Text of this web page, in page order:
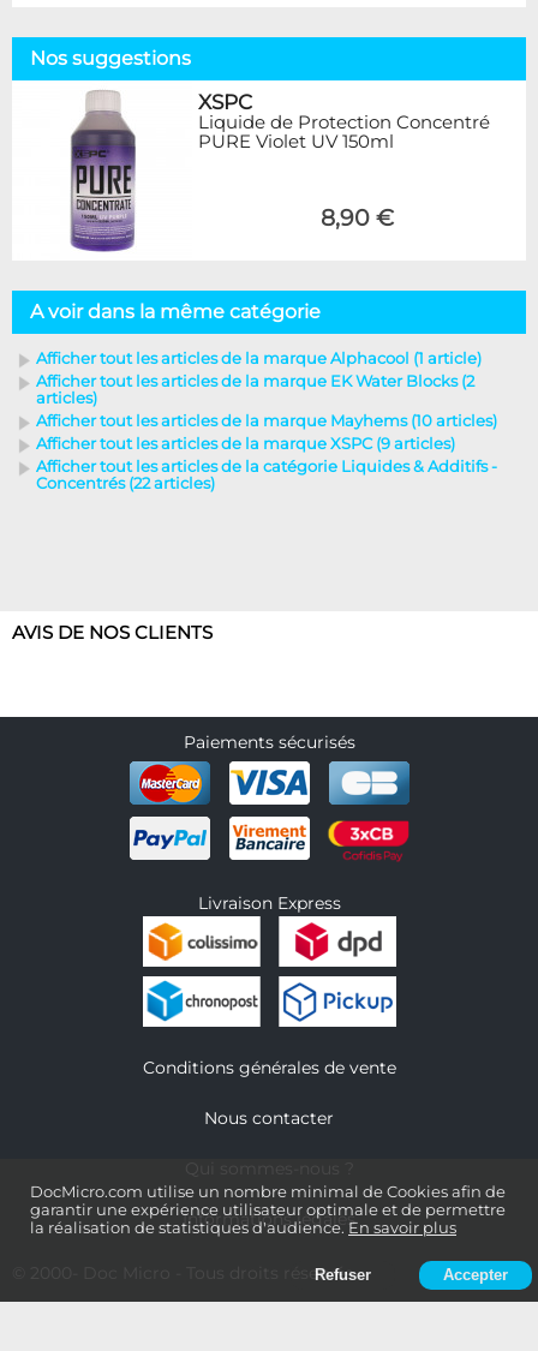
DocMicro.com utilise un nombre minimal de Cookies afin de
garantir une expérience utilisateur optimale et de permettre
la réalisation de statistiques d'audience. En savoir plus
Refuser Accepter
Nos suggestions
XSPC
Liquide de Protection Concentré
PURE Violet UV 150ml
8,90 €
A voir dans la même catégorie
Afficher tout les articles de la marque Alphacool (1 article)
Afficher tout les articles de la marque EK Water Blocks (2
articles)
Afficher tout les articles de la marque Mayhems (10 articles)
Afficher tout les articles de la marque XSPC (9 articles)
Afficher tout les articles de la catégorie Liquides & Additifs -
Concentrés (22 articles)
AVIS DE NOS CLIENTS
Paiements sécurisés
Livraison Express
Conditions générales de vente
Nous contacter
Informations légales
- Tous droits réservés